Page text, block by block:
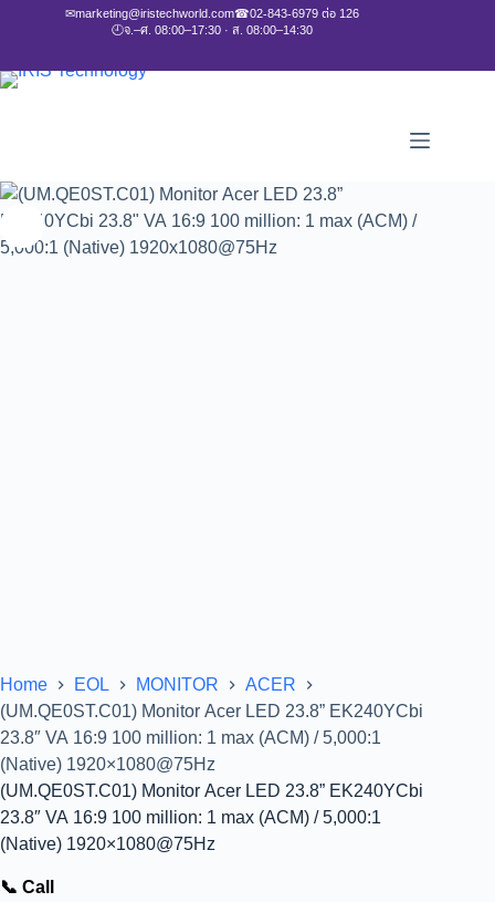
✉marketing@iristechworld.com☎02-843-6979 ต่อ 126
🕘จ.–ศ. 08:00–17:30 · ส. 08:00–14:30
Home EOL MONITOR
ACER
(UM.QE0ST.C01) Monitor Acer LED 23.8” EK240YCbi
23.8″ VA 16:9 100 million: 1 max (ACM) / 5,000:1
(Native) 1920×1080@75Hz
(UM.QE0ST.C01) Monitor Acer LED 23.8” EK240YCbi
23.8″ VA 16:9 100 million: 1 max (ACM) / 5,000:1
(Native) 1920×1080@75Hz
📞 Call